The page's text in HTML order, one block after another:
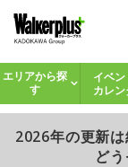
エリアから探
す
イベン
カレ
2026年の更新
ど